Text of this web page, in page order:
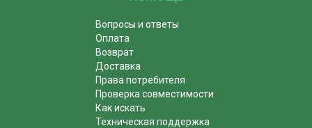
Вопросы и ответы
Оплата
Возврат
Доставка
Права потребителя
Проверка совместимости
Как искать
Техническая поддержка